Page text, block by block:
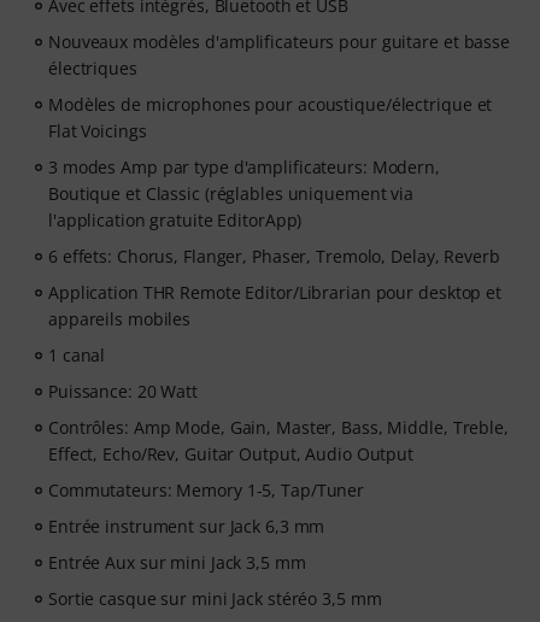
Avec effets intégrés, Bluetooth et USB
Nouveaux modèles d'amplificateurs pour guitare et basse
électriques
Modèles de microphones pour acoustique/électrique et
Flat Voicings
3 modes Amp par type d'amplificateurs: Modern,
Boutique et Classic (réglables uniquement via
l'application gratuite EditorApp)
6 effets: Chorus, Flanger, Phaser, Tremolo, Delay, Reverb
Application THR Remote Editor/Librarian pour desktop et
appareils mobiles
1 canal
Puissance: 20 Watt
Contrôles: Amp Mode, Gain, Master, Bass, Middle, Treble,
Effect, Echo/Rev, Guitar Output, Audio Output
Commutateurs: Memory 1-5, Tap/Tuner
Entrée instrument sur Jack 6,3 mm
Entrée Aux sur mini Jack 3,5 mm
Sortie casque sur mini Jack stéréo 3,5 mm